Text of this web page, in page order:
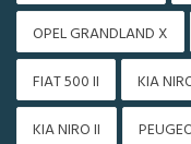
OPEL GRANDLAND X
FIAT 500 II
KIA
KIA NIRO II